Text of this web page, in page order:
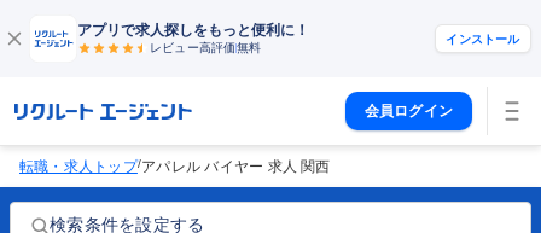
アプリで求人探しをもっと便利に！
レビュー高評価無料
インストール
会員ログイン
転職・求人トップ/アパレル バイヤー 求人 関西
検索条件を設定する